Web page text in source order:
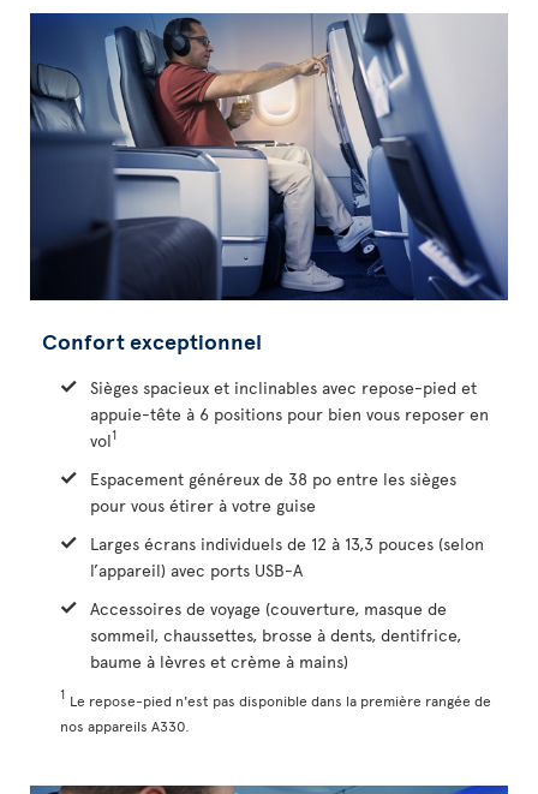
Confort exceptionnel
Sièges spacieux et inclinables avec repose-pied et
appuie-tête à 6 positions pour bien vous reposer en
vol1
Espacement généreux de 38 po entre les sièges
pour vous étirer à votre guise
Larges écrans individuels de 12 à 13,3 pouces (selon
l’appareil) avec ports USB-A
Accessoires de voyage (couverture, masque de
sommeil, chaussettes, brosse à dents, dentifrice,
baume à lèvres et crème à mains)
1 Le repose-pied n'est pas disponible dans la première rangée de
nos appareils A330.